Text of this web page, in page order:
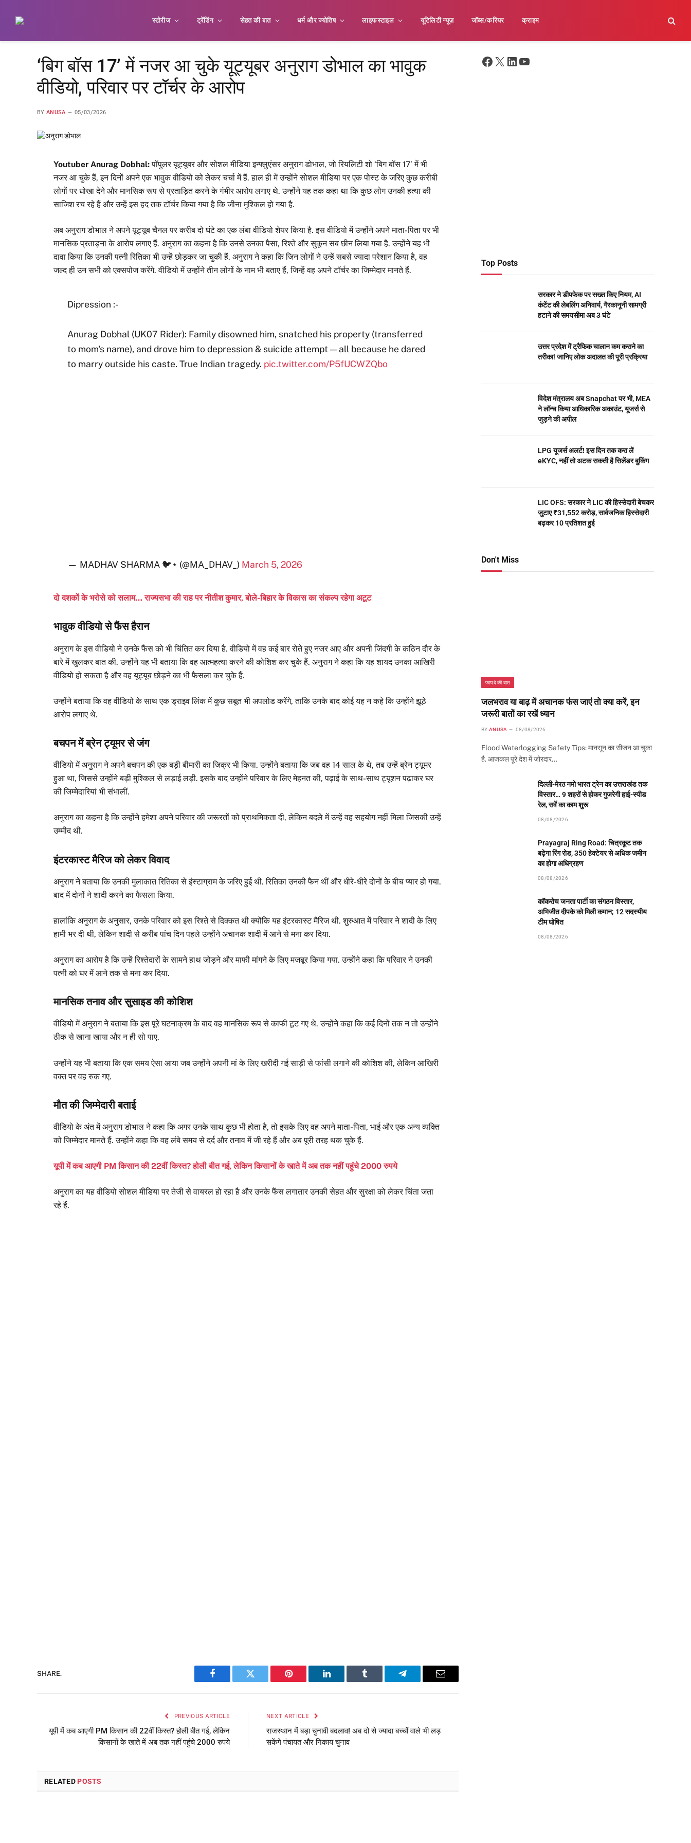
स्टोरीज ट्रेंडिंग सेहत की बात धर्म और ज्योतिष लाइफस्टाइल यूटिलिटी न्यूज़ जॉब्स/करियर क्राइम
‘बिग बॉस 17’ में नजर आ चुके यूट्यूबर अनुराग डोभाल का भावुक
वीडियो, परिवार पर टॉर्चर के आरोप
BY ANUSA 05/03/2026
Youtuber Anurag Dobhal:पॉपुलर यूट्यूबर और सोशल मीडिया इन्फ्लुएंसर अनुराग डोभाल, जो रियलिटी शो ‘बिग बॉस 17’ में भी
नजर आ चुके हैं, इन दिनों अपने एक भावुक वीडियो को लेकर चर्चा में हैं. हाल ही में उन्होंने सोशल मीडिया पर एक पोस्ट के जरिए कुछ करीबी
लोगों पर धोखा देने और मानसिक रूप से प्रताड़ित करने के गंभीर आरोप लगाए थे. उन्होंने यह तक कहा था कि कुछ लोग उनकी हत्या की
साजिश रच रहे हैं और उन्हें इस हद तक टॉर्चर किया गया है कि जीना मुश्किल हो गया है.
अब अनुराग डोभाल ने अपने यूट्यूब चैनल पर करीब दो घंटे का एक लंबा वीडियो शेयर किया है. इस वीडियो में उन्होंने अपने माता-पिता पर भी
मानसिक प्रताड़ना के आरोप लगाए हैं. अनुराग का कहना है कि उनसे उनका पैसा, रिश्ते और सुकून सब छीन लिया गया है. उन्होंने यह भी
दावा किया कि उनकी पत्नी रितिका भी उन्हें छोड़कर जा चुकी हैं. अनुराग ने कहा कि जिन लोगों ने उन्हें सबसे ज्यादा परेशान किया है, वह
जल्द ही उन सभी को एक्सपोज करेंगे. वीडियो में उन्होंने तीन लोगों के नाम भी बताए हैं, जिन्हें वह अपने टॉर्चर का जिम्मेदार मानते हैं.
Dipression :-
Anurag Dobhal (UK07 Rider): Family disowned him, snatched his property (transferred
to mom's name), and drove him to depression & suicide attempt — all because he dared
to marry outside his caste. True Indian tragedy. pic.twitter.com/P5fUCWZQbo
— MADHAV SHARMA 🐦⋆ (@MA_DHAV_) March 5, 2026
दो दशकों के भरोसे को सलाम… राज्यसभा की राह पर नीतीश कुमार, बोले-बिहार के विकास का संकल्प रहेगा अटूट
भावुक वीडियो से फैंस हैरान
अनुराग के इस वीडियो ने उनके फैंस को भी चिंतित कर दिया है. वीडियो में वह कई बार रोते हुए नजर आए और अपनी जिंदगी के कठिन दौर के
बारे में खुलकर बात की. उन्होंने यह भी बताया कि वह आत्महत्या करने की कोशिश कर चुके हैं. अनुराग ने कहा कि यह शायद उनका आखिरी
वीडियो हो सकता है और वह यूट्यूब छोड़ने का भी फैसला कर चुके हैं.
उन्होंने बताया कि वह वीडियो के साथ एक ड्राइव लिंक में कुछ सबूत भी अपलोड करेंगे, ताकि उनके बाद कोई यह न कहे कि उन्होंने झूठे
आरोप लगाए थे.
बचपन में ब्रेन ट्यूमर से जंग
वीडियो में अनुराग ने अपने बचपन की एक बड़ी बीमारी का जिक्र भी किया. उन्होंने बताया कि जब वह 14 साल के थे, तब उन्हें ब्रेन ट्यूमर
हुआ था, जिससे उन्होंने बड़ी मुश्किल से लड़ाई लड़ी. इसके बाद उन्होंने परिवार के लिए मेहनत की, पढ़ाई के साथ-साथ ट्यूशन पढ़ाकर घर
की जिम्मेदारियां भी संभालीं.
अनुराग का कहना है कि उन्होंने हमेशा अपने परिवार की जरूरतों को प्राथमिकता दी, लेकिन बदले में उन्हें वह सहयोग नहीं मिला जिसकी उन्हें
उम्मीद थी.
इंटरकास्ट मैरिज को लेकर विवाद
अनुराग ने बताया कि उनकी मुलाकात रितिका से इंस्टाग्राम के जरिए हुई थी. रितिका उनकी फैन थीं और धीरे-धीरे दोनों के बीच प्यार हो गया.
बाद में दोनों ने शादी करने का फैसला किया.
हालांकि अनुराग के अनुसार, उनके परिवार को इस रिश्ते से दिक्कत थी क्योंकि यह इंटरकास्ट मैरिज थी. शुरुआत में परिवार ने शादी के लिए
हामी भर दी थी, लेकिन शादी से करीब पांच दिन पहले उन्होंने अचानक शादी में आने से मना कर दिया.
अनुराग का आरोप है कि उन्हें रिश्तेदारों के सामने हाथ जोड़ने और माफी मांगने के लिए मजबूर किया गया. उन्होंने कहा कि परिवार ने उनकी
पत्नी को घर में आने तक से मना कर दिया.
मानसिक तनाव और सुसाइड की कोशिश
वीडियो में अनुराग ने बताया कि इस पूरे घटनाक्रम के बाद वह मानसिक रूप से काफी टूट गए थे. उन्होंने कहा कि कई दिनों तक न तो उन्होंने
ठीक से खाना खाया और न ही सो पाए.
उन्होंने यह भी बताया कि एक समय ऐसा आया जब उन्होंने अपनी मां के लिए खरीदी गई साड़ी से फांसी लगाने की कोशिश की, लेकिन आखिरी
वक्त पर वह रुक गए.
मौत की जिम्मेदारी बताई
वीडियो के अंत में अनुराग डोभाल ने कहा कि अगर उनके साथ कुछ भी होता है, तो इसके लिए वह अपने माता-पिता, भाई और एक अन्य व्यक्ति
को जिम्मेदार मानते हैं. उन्होंने कहा कि वह लंबे समय से दर्द और तनाव में जी रहे हैं और अब पूरी तरह थक चुके हैं.
यूपी में कब आएगी PM किसान की 22वीं किस्त? होली बीत गई, लेकिन किसानों के खाते में अब तक नहीं पहुंचे 2000 रुपये
अनुराग का यह वीडियो सोशल मीडिया पर तेजी से वायरल हो रहा है और उनके फैंस लगातार उनकी सेहत और सुरक्षा को लेकर चिंता जता
रहे हैं.
SHARE.
Facebook Twitter Pinterest LinkedIn Tumblr Telegram Email
PREVIOUS ARTICLE
यूपी में कब आएगी PM किसान की 22वीं किस्त? होली बीत गई, लेकिन
किसानों के खाते में अब तक नहीं पहुंचे 2000 रुपये
NEXT ARTICLE
राजस्थान में बड़ा चुनावी बदलाव! अब दो से ज्यादा बच्चों वाले भी लड़
सकेंगे पंचायत और निकाय चुनाव
RELATED POSTS
Facebook
X LinkedIn
YouTube
Top Posts
सरकार ने डीपफेक पर सख्त किए नियम, AI
कंटेंट की लेबलिंग अनिवार्य, गैरकानूनी सामग्री
हटाने की समयसीमा अब 3 घंटे
उत्तर प्रदेश में ट्रैफिक चालान कम कराने का
तरीका! जानिए लोक अदालत की पूरी प्रक्रिया
विदेश मंत्रालय अब Snapchat पर भी, MEA
ने लॉन्च किया आधिकारिक अकाउंट, यूजर्स से
जुड़ने की अपील
LPG यूजर्स अलर्ट! इस दिन तक करा लें
eKYC, नहीं तो अटक सकती है सिलेंडर बुकिंग
LIC OFS: सरकार ने LIC की हिस्सेदारी बेचकर
जुटाए ₹31,552 करोड़, सार्वजनिक हिस्सेदारी
बढ़कर 10 प्रतिशत हुई
Don't Miss
फायदे की बात
जलभराव या बाढ़ में अचानक फंस जाएं तो क्या करें, इन
जरूरी बातों का रखें ध्यान
BY ANUSA 08/08/2026
Flood Waterlogging Safety Tips: मानसून का सीजन आ चुका
है. आजकल पूरे देश में जोरदार…
दिल्ली-मेरठ नमो भारत ट्रेन का उत्तराखंड तक
विस्तार… 9 शहरों से होकर गुजरेगी हाई-स्पीड
रेल, सर्वे का काम शुरू
08/08/2026
Prayagraj Ring Road: चित्रकूट तक
बढ़ेगा रिंग रोड, 350 हेक्टेयर से अधिक जमीन
का होगा अधिग्रहण
08/08/2026
कॉकरोच जनता पार्टी का संगठन विस्तार,
अभिजीत दीपके को मिली कमान; 12 सदस्यीय
टीम घोषित
08/08/2026